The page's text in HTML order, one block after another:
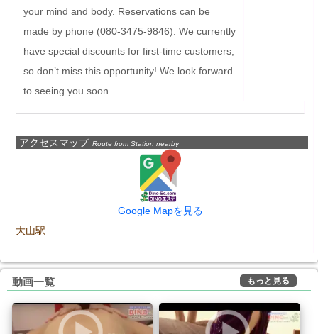
your mind and body. Reservations can be
made by phone (080-3475-9846). We currently
have special discounts for first-time customers,
so don’t miss this opportunity! We look forward
to seeing you soon.
アクセスマップ Route from Station nearby
Google Mapを見る
大山駅
動画一覧 もっと見る